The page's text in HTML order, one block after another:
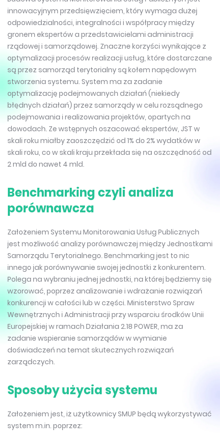
innowacyjnym przedsięwzięciem, który wymaga dużej
odpowiedzialności, integralności i współpracy między
gronem ekspertów a przedstawicielami administracji
rządowej i samorządowej. Znaczne korzyści wynikające z
optymalizacji procesów realizacji usług, które dostarczane
są przez samorząd terytorialny są kołem napędowym
stworzenia systemu. System ma za zadanie
optymalizację podejmowanych działań (niekiedy
błędnych działań) przez samorządy w celu rozsądnego
podejmowania i realizowania projektów, opartych na
dowodach. Ze wstępnych oszacować ekspertów, JST w
skali roku miałby zaoszczędzić od 1% do 2% wydatków w
skali roku, co w skali kraju przekłada się na oszczędność od
2 mld do nawet 4 mld.
Benchmarking czyli analiza
porównawcza
Założeniem Systemu Monitorowania Usług Publicznych
jest możliwość analizy porównawczej między Jednostkami
Samorządu Terytorialnego. Benchmarking jest to nic
innego jak porównywanie swojej jednostki z konkurentem.
Polega na wybraniu jednej jednostki, na której będziemy się
wzorować, poprzez analizowanie i wdrażanie rozwiązań
konkurencji w całości lub w części. Ministerstwo Spraw
Wewnętrznych i Administracji przy wsparciu środków Unii
Europejskiej w ramach Działania 2.18 POWER, ma za
zadanie wspieranie samorządów w wymianie
doświadczeń na temat skutecznych rozwiązań
zarządczych.
Sposoby użycia systemu
Założeniem jest, iż użytkownicy SMUP będą wykorzystywać
system m.in. poprzez: